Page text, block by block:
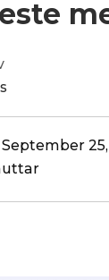
September